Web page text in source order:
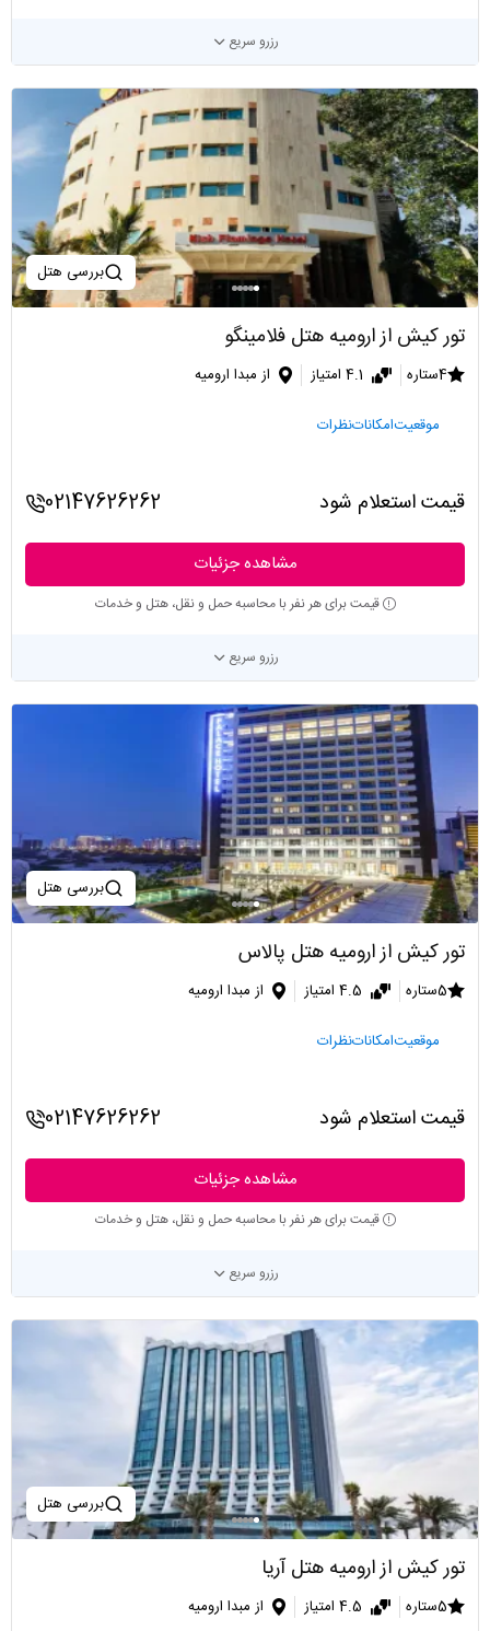
رزرو سریع
بررسی هتل
تور کیش از ارومیه هتل فلامینگو
4ستاره 4.1 امتیاز از مبدا ارومیه
موقعیتامکاناتنظرات
قیمت استعلام شود 02147626262
مشاهده جزئیات
قیمت برای هر نفر با محاسبه حمل و نقل، هتل و خدمات
رزرو سریع
بررسی هتل
تور کیش از ارومیه هتل پالاس
5ستاره 4.5 امتیاز از مبدا ارومیه
موقعیتامکاناتنظرات
قیمت استعلام شود 02147626262
مشاهده جزئیات
قیمت برای هر نفر با محاسبه حمل و نقل، هتل و خدمات
رزرو سریع
بررسی هتل
تور کیش از ارومیه هتل آریا
5ستاره 4.5 امتیاز از مبدا ارومیه